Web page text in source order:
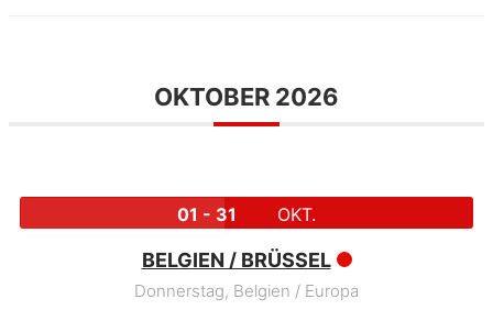
OKTOBER 2026
01 - 31 OKT.
BELGIEN / BRÜSSEL
Donnerstag, Belgien / Europa